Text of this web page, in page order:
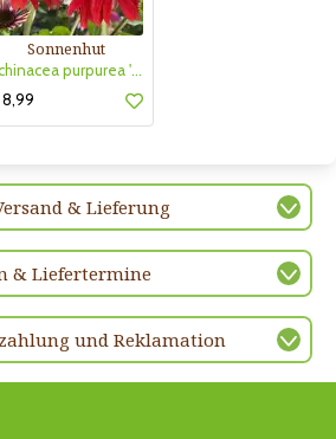
Sonnenhut
Echinacea purpurea 'Eccentric'
& Lieferung
& Liefertermine
und Reklamation